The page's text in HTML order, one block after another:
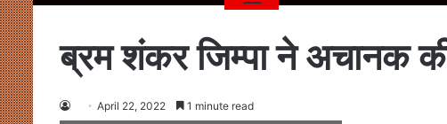
ब्रम शंकर जिम्पा ने अचानक
April 22, 2022 1 minute read